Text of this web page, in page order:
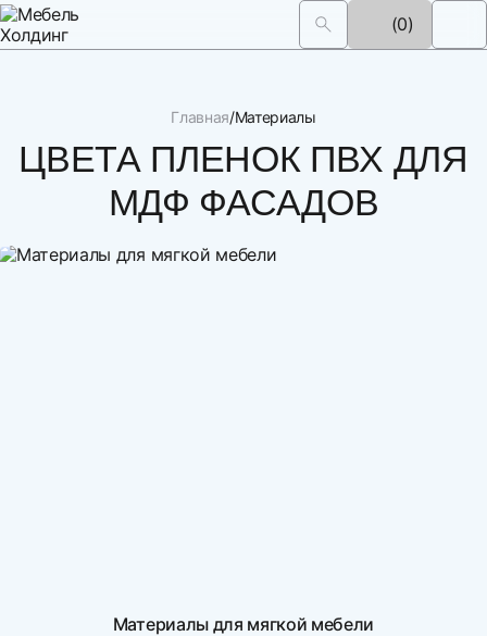
(0)
Главная Материалы
ЦВЕТА ПЛЕНОК ПВХ ДЛЯ
МДФ ФАСАДОВ
Материалы для мягкой мебели